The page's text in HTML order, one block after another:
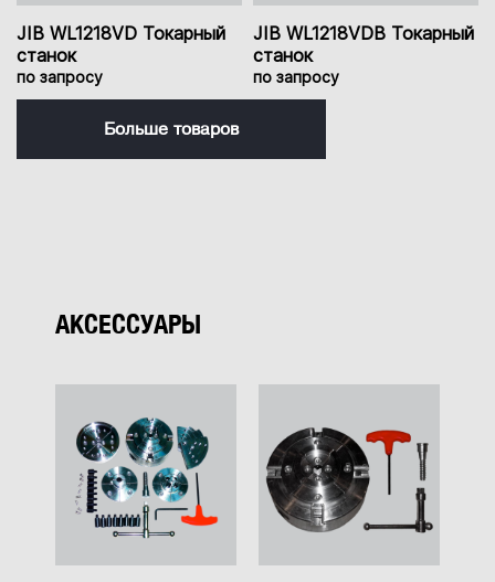
JIB WL1218VD Токарный
станок
по запросу
JIB WL1218VDB Токарный
станок
по запросу
Больше товаров
АКСЕССУАРЫ